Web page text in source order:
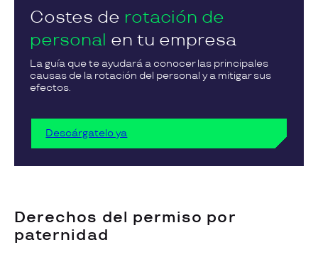
Costes de rotación de
personal en tu empresa
La guía que te ayudará a conocer las principales
causas de la rotación del personal y a mitigar sus
efectos.
Descárgatelo ya
Derechos del permiso por
paternidad